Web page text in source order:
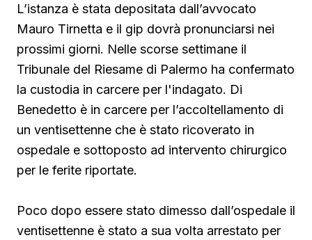
L’istanza è stata depositata dall’avvocato
Mauro Tirnetta e il gip dovrà pronunciarsi nei
prossimi giorni. Nelle scorse settimane il
Tribunale del Riesame di Palermo ha confermato
la custodia in carcere per l'indagato. Di
Benedetto è in carcere per l’accoltellamento di
un ventisettenne che è stato ricoverato in
ospedale e sottoposto ad intervento chirurgico
per le ferite riportate.
Poco dopo essere stato dimesso dall’ospedale il
ventisettenne è stato a sua volta arrestato per